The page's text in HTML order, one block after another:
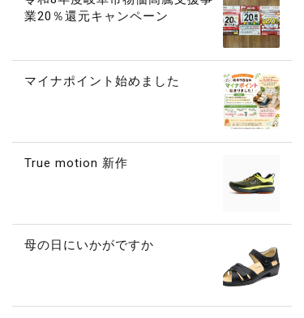
業20％還元キャンペーン
マイナポイント始めました
True motion 新作
母の日にいかがですか